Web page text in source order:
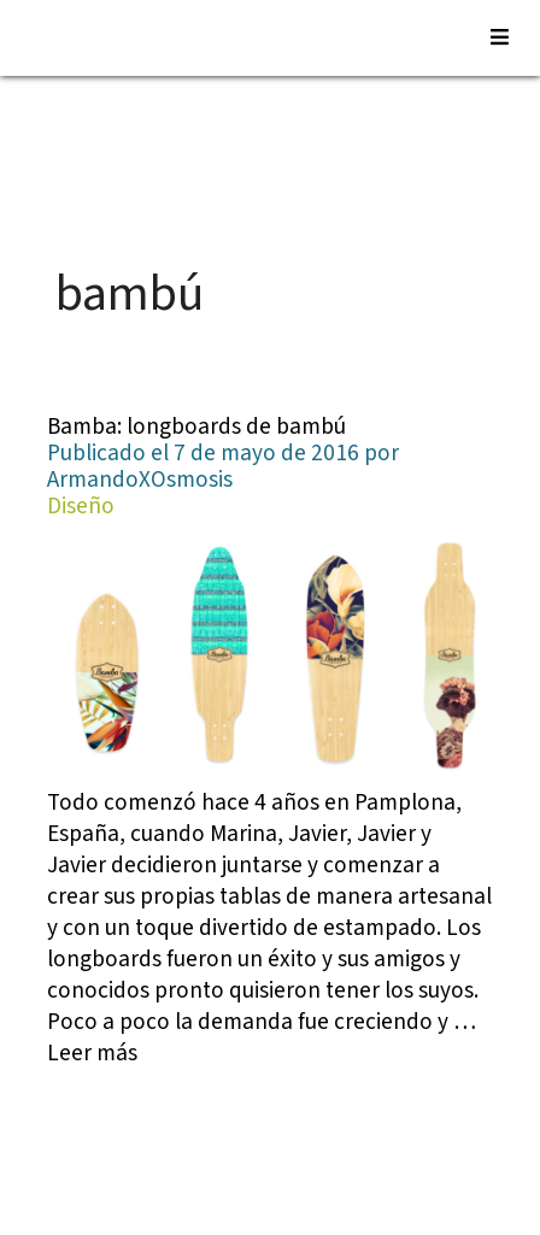
Saltar
bambú
Bamba: longboards de bambú
Publicado el 7 de mayo de 2016 por
ArmandoXOsmosis
Diseño
Todo comenzó hace 4 años en Pamplona,
España, cuando Marina, Javier, Javier y
Javier decidieron juntarse y comenzar a
crear sus propias tablas de manera artesanal
y con un toque divertido de estampado. Los
longboards fueron un éxito y sus amigos y
conocidos pronto quisieron tener los suyos.
Poco a poco la demanda fue creciendo y …
Leer más